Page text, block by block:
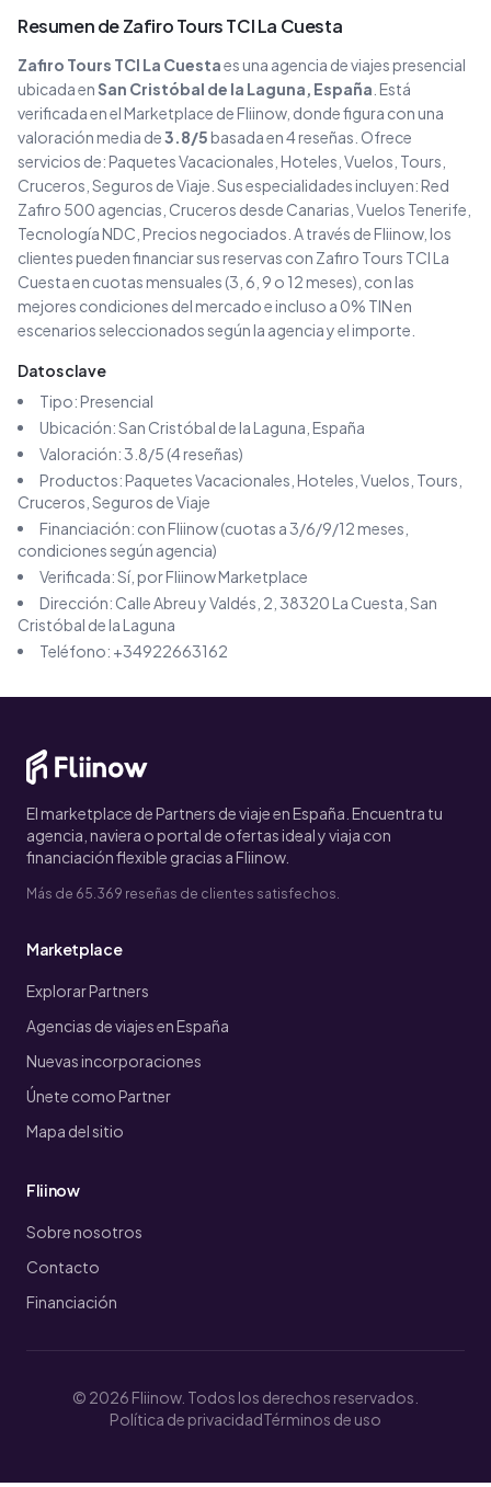
Resumen deZafiro Tours TCI La Cuesta
Zafiro Tours TCI La Cuestaes una agencia de viajespresencial
ubicada enSan Cristóbal de la Laguna, España . Está
verificada en el Marketplace de Fliinow, donde figura con una
valoración media de3.8/5basada en4reseñas . Ofrece
servicios de:Paquetes Vacacionales, Hoteles, Vuelos, Tours,
Cruceros, Seguros de Viaje Sus especialidades incluyen:Red
Zafiro 500 agencias, Cruceros desde Canarias, Vuelos Tenerife,
Tecnología NDC, Precios negociados A través de Fliinow, los
clientes pueden financiar sus reservas con Zafiro Tours TCI La
Cuestaen cuotas mensuales (3, 6, 9 o 12 meses), con las
mejores condiciones del mercado e incluso a 0% TIN en
escenarios seleccionados según la agencia y el importe.
Datos clave
Tipo:Presencial
Ubicación:San Cristóbal de la Laguna , España
Valoración:3.8/5 (4reseñas)
Productos:Paquetes Vacacionales, Hoteles, Vuelos, Tours,
Cruceros, Seguros de Viaje
Financiación: con Fliinow (cuotas a 3/6/9/12 meses,
condiciones según agencia)
Verificada: Sí, por Fliinow Marketplace
Dirección: Calle Abreu y Valdés, 2, 38320 La Cuesta, San
Cristóbal de la Laguna
Teléfono: +34922663162
El marketplace de Partners de viaje en España. Encuentra tu
agencia, naviera o portal de ofertas ideal y viaja con
financiación flexible gracias a Fliinow.
Más de 65.369 reseñas de clientes satisfechos.
Marketplace
Explorar Partners
Agencias de viajes en España
Nuevas incorporaciones
Únete como Partner
Mapa del sitio
Fliinow
Sobre nosotros
Contacto
Financiación
© 2026 Fliinow. Todos los derechos reservados.
Política de privacidadTérminos de uso